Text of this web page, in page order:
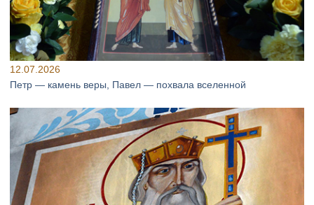
12.07.2026
Петр — камень веры, Павел — похвала вселенной